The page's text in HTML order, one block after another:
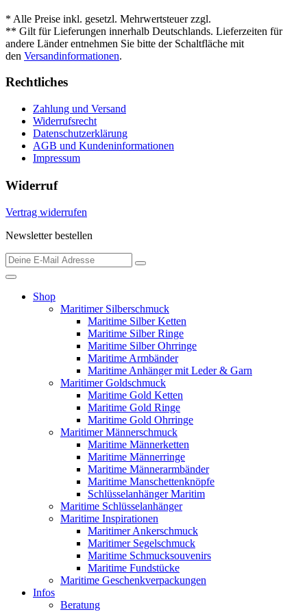
* Alle Preise inkl. gesetzl. Mehrwertsteuer zzgl.
** Gilt für Lieferungen innerhalb Deutschlands. Lieferzeiten für
andere Länder entnehmen Sie bitte der Schaltfläche mit
den Versandinformationen.
Rechtliches
Zahlung und Versand
Widerrufsrecht
Datenschutzerklärung
AGB und Kundeninformationen
Impressum
Widerruf
Vertrag widerrufen
Newsletter bestellen
Shop
Maritimer Silberschmuck
Maritime Silber Ketten
Maritime Silber Ringe
Maritime Silber Ohrringe
Maritime Armbänder
Maritime Anhänger mit Leder & Garn
Maritimer Goldschmuck
Maritime Gold Ketten
Maritime Gold Ringe
Maritime Gold Ohrringe
Maritimer Männerschmuck
Maritime Männerketten
Maritime Männerringe
Maritime Männerarmbänder
Maritime Manschettenknöpfe
Schlüsselanhänger Maritim
Maritime Schlüsselanhänger
Maritime Inspirationen
Maritimer Ankerschmuck
Maritimer Segelschmuck
Maritime Schmucksouvenirs
Maritime Fundstücke
Maritime Geschenkverpackungen
Infos
Beratung